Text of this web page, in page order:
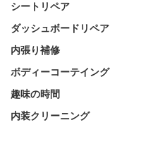
シートリペア
ダッシュボードリペア
内張り補修
ボディーコーテイング
趣味の時間
内装クリーニング